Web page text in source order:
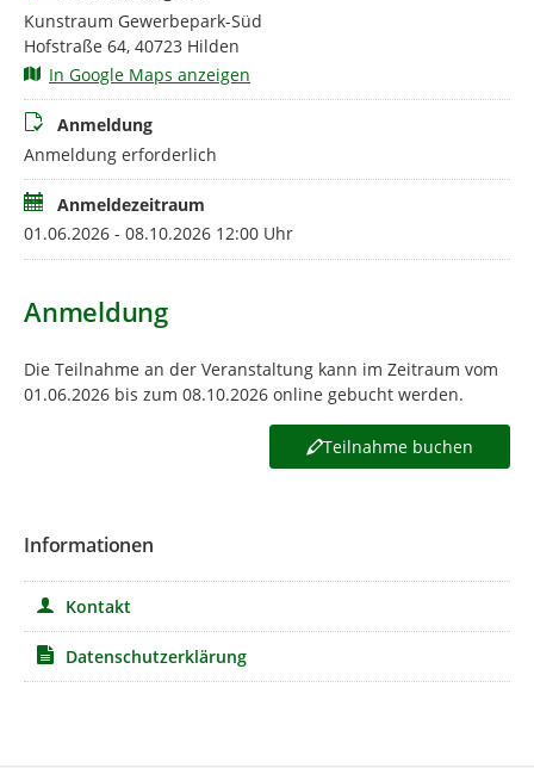
Kunstraum Gewerbepark-Süd
Hofstraße 64, 40723 Hilden
In Google Maps anzeigen
Anmeldung
Anmeldung erforderlich
Anmeldezeitraum
01.06.2026 - 08.10.2026 12:00 Uhr
Anmeldung
Die Teilnahme an der Veranstaltung kann im Zeitraum vom
01.06.2026 bis zum 08.10.2026 online gebucht werden.
Teilnahme buchen
Informationen
Kontakt
Datenschutzerklärung